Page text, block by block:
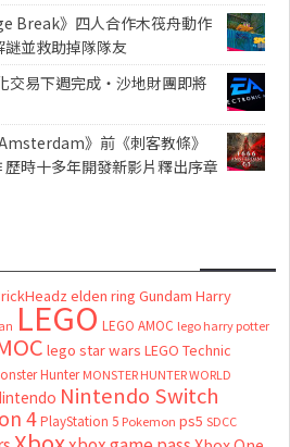
Break》四人合作木筏舟動作
並救助掉隊隊友
交易下週完成・沙地財團即將
》前《刺客教條》
時十多年開發新影片釋出序章
elden ring Gundam Harry
LEGO LEGO AMOC lego harry potter
lego star wars LEGO Technic
Hunter MONSTER HUNTER WORLD
Nintendo Switch
4 PlayStation 5 Pokemon ps5 SDCC